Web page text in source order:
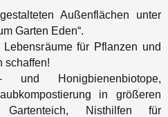
Außenflächen unter
Garten Eden“.
für Pflanzen und
schaffen!
Honigbienenbiotope,
in größeren
Gartenteich, Nisthilfen für